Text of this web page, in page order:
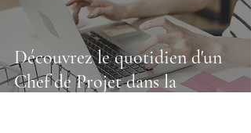
Découvrez le quotidien d'un
Chef de Projet dans la